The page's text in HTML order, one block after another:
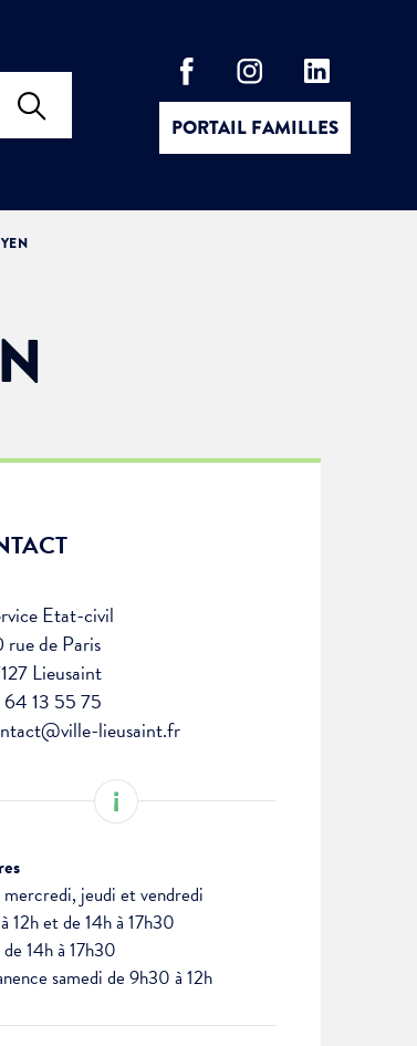
PORTAIL FAMILLES
Etat-civil
rue de Paris
Lieusaint
64 13 55 75
lieusaint.fr
mercredi, jeudi et vendredi
12h et de 14h à 17h30
14h à 17h30
samedi de 9h30 à 12h